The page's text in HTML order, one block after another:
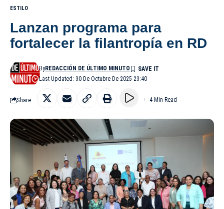
ESTILO
Lanzan programa para
fortalecer la filantropía en RD
Last Updated: 30 De Octubre De 2025 23:40
ByREDACCIÓN DE ÚLTIMO MINUTO
Share 4 Min Read